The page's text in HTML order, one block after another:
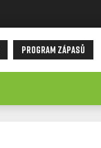
PROGRAM ZÁPASŮ